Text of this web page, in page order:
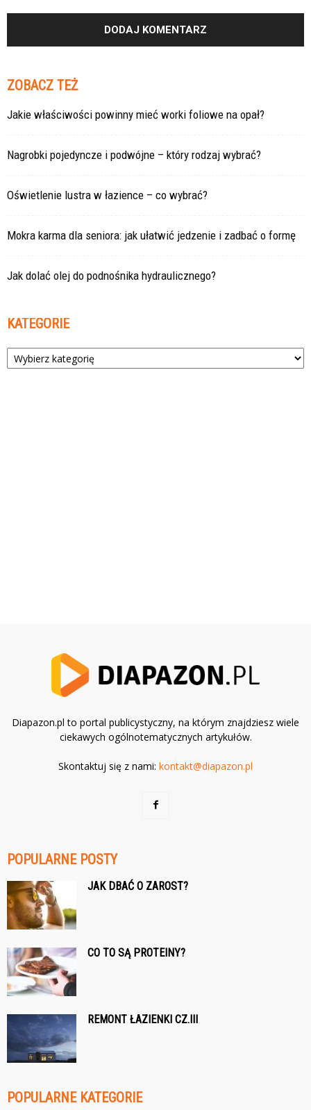
ZOBACZ TEŻ
Jakie właściwości powinny mieć worki foliowe na opał?
Nagrobki pojedyncze i podwójne – który rodzaj wybrać?
Oświetlenie lustra w łazience – co wybrać?
Mokra karma dla seniora: jak ułatwić jedzenie i zadbać o formę
Jak dolać olej do podnośnika hydraulicznego?
KATEGORIE
Kategorie
Diapazon.pl to portal publicystyczny, na którym znajdziesz wiele
ciekawych ogólnotematycznych artykułów.
Skontaktuj się z nami: kontakt@diapazon.pl
POPULARNE POSTY
JAK DBAĆ O ZAROST?
CO TO SĄ PROTEINY?
REMONT ŁAZIENKI CZ.III
POPULARNE KATEGORIE